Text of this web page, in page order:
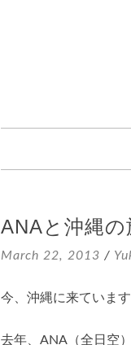
TO
ANAと沖縄の
March 22, 2013 /
今、沖縄に来ています
去年、ANA（全日空